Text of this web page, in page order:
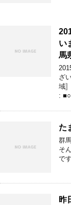
い
馬
ざ
域
:
た
群
そ
で
昨